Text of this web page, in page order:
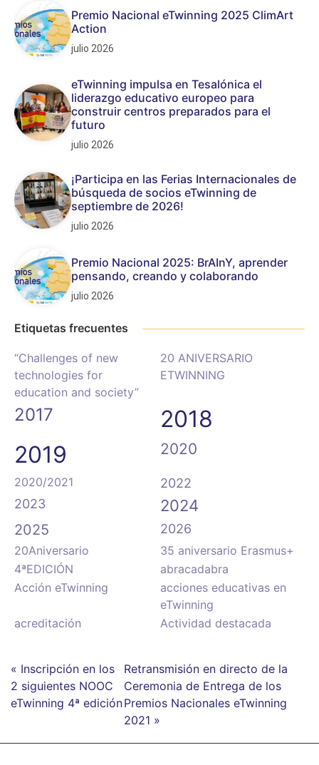
Premio Nacional eTwinning 2025 ClimArt
Action
julio 2026
eTwinning impulsa en Tesalónica el
liderazgo educativo europeo para
construir centros preparados para el
futuro
julio 2026
¡Participa en las Ferias Internacionales de
búsqueda de socios eTwinning de
septiembre de 2026!
julio 2026
Premio Nacional 2025: BrAInY, aprender
pensando, creando y colaborando
julio 2026
Etiquetas frecuentes
“Challenges of new
technologies for
education and society”
20 ANIVERSARIO
ETWINNING
2017
2018
2019
2020
2020/2021
2022
2023
2024
2025 2026
20Aniversario
35 aniversario Erasmus+
4ªEDICIÓN
abracadabra
Acción eTwinning
acciones educativas en
eTwinning
acreditación
Actividad destacada
« Inscripción en los
2 siguientes NOOC
eTwinning 4ª edición
Retransmisión en directo de la
Ceremonia de Entrega de los
Premios Nacionales eTwinning
2021 »